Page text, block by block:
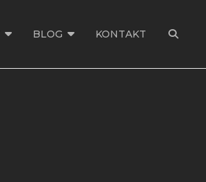
BLOG KONTAKT